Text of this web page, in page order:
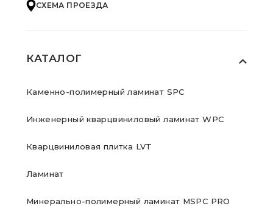
КАТАЛОГ
Каменно-полимерный ламинат SPC
Инженерный кварцвиниловый ламинат WPC
Кварцвиниловая плитка LVT
Ламинат
Минерально-полимерный ламинат MSPC PRO
СХЕМА ПРОЕЗДА